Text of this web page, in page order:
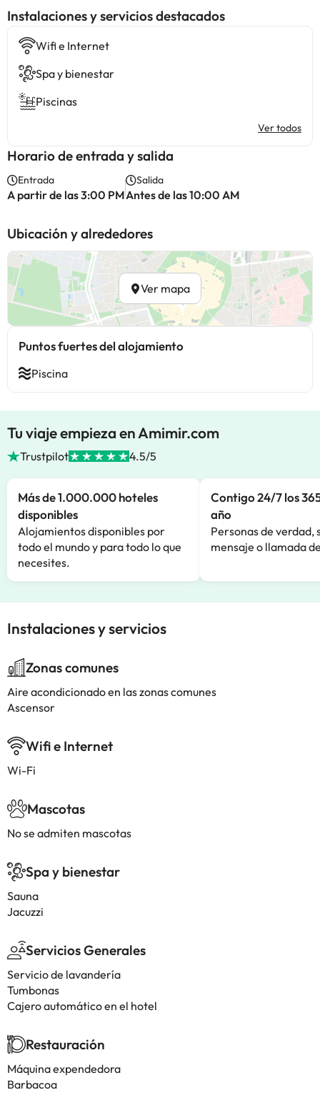
Instalaciones y servicios destacados
Wifi e Internet
Spa y bienestar
Piscinas
Ver todos
Horario de entrada y salida
Entrada
A partir de las 3:00 PM
Salida
Antes de las 10:00 AM
Ubicación y alrededores
Ver mapa
Puntos fuertes del alojamiento
Piscina
Tu viaje empieza en Amimir.com
Trustpilot 4.5/5
Más de 1.000.000 hoteles
disponibles
Alojamientos disponibles por
todo el mundo y para todo lo que
necesites.
Contigo 24/7 los
año
Personas de verdad,
mensaje o llamada
Instalaciones y servicios
Zonas comunes
Aire acondicionado en las zonas comunes
Ascensor
Wifi e Internet
Wi-Fi
Mascotas
No se admiten mascotas
Spa y bienestar
Sauna
Jacuzzi
Servicios Generales
Servicio de lavandería
Tumbonas
Cajero automático en el hotel
Restauración
Máquina expendedora
Barbacoa